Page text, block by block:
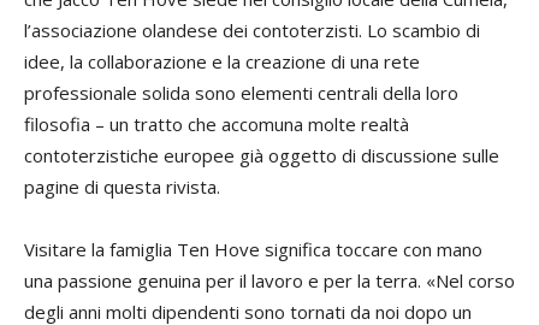
l’associazione olandese dei contoterzisti. Lo scambio di
idee, la collaborazione e la creazione di una rete
professionale solida sono elementi centrali della loro
filosofia – un tratto che accomuna molte realtà
contoterzistiche europee già oggetto di discussione sulle
pagine di questa rivista.
Visitare la famiglia Ten Hove significa toccare con mano
una passione genuina per il lavoro e per la terra. «Nel corso
degli anni molti dipendenti sono tornati da noi dopo un